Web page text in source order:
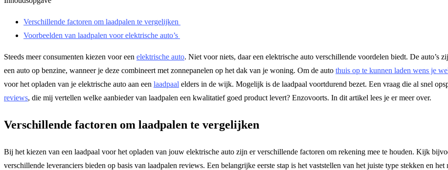
Verschillende factoren om laadpalen te vergelijken
Voorbeelden van laadpalen voor elektrische auto’s
Steeds meer consumenten kiezen voor een elektrische auto. Niet voor niets, daar een elektrische auto verschillende voordelen biedt. De
een auto op benzine, wanneer je deze combineert met zonnepanelen op het dak van je woning. Om de auto thuis op te kunnen laden wens je
voor het opladen van je elektrische auto aan een laadpaal elders in de wijk. Mogelijk is de laadpaal voortdurend bezet. Een vraag die al snel
reviews, die mij vertellen welke aanbieder van laadpalen een kwalitatief goed product levert? Enzovoorts. In dit artikel lees je er meer over.
Verschillende factoren om laadpalen te vergelijken
Bij het kiezen van een laadpaal voor het opladen van jouw elektrische auto zijn er verschillende factoren om rekening mee te houden. Kijk
verschillende leveranciers bieden op basis van laadpalen reviews. Een belangrijke eerste stap is het vaststellen van het juiste type stekken en het